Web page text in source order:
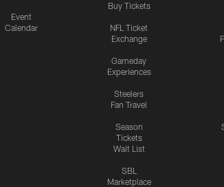
Event
Calendar
Buy Tickets
NFL Ticket
Exchange
Gameday
Experiences
Steelers
Fan Travel
Season
Tickets
Wait List
SBL
Marketplace